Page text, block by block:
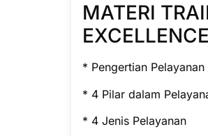
MATERI
EXCELLENCE
* Pengertian Pelayanan
* 4 Pilar dalam
* 4 Jenis Pelayanan